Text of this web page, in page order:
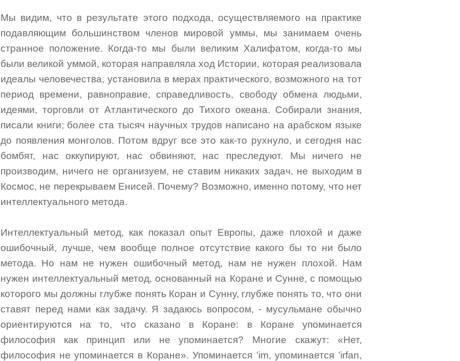
Мы видим, что в результате этого подхода, осуществляемого на практике
подавляющим большинством членов мировой уммы, мы занимаем очень
странное положение. Когда-то мы были великим Халифатом, когда-то мы
были великой уммой, которая направляла ход Истории, которая реализовала
идеалы человечества, установила в мерах практического, возможного на тот
период времени, равноправие, справедливость, свободу обмена людьми,
идеями, торговли от Атлантического до Тихого океана. Собирали знания,
писали книги; более ста тысяч научных трудов написано на арабском языке
до появления монголов. Потом вдруг все это как-то рухнуло, и сегодня нас
бомбят, нас оккупируют, нас обвиняют, нас преследуют. Мы ничего не
производим, ничего не организуем, не ставим никаких задач, не выходим в
Космос, не перекрываем Енисей. Почему? Возможно, именно потому, что нет
интеллектуального метода.
Интеллектуальный метод, как показал опыт Европы, даже плохой и даже
ошибочный, лучше, чем вообще полное отсутствие какого бы то ни было
метода. Но нам не нужен ошибочный метод, нам не нужен плохой. Нам
нужен интеллектуальный метод, основанный на Коране и Сунне, с помощью
которого мы должны глубже понять Коран и Сунну, глубже понять то, что они
ставят перед нами как задачу. Я задаюсь вопросом, - мусульмане обычно
ориентируются на то, что сказано в Коране: в Коране упоминается
философия как принцип или не упоминается? Многие скажут: «Нет,
философия не упоминается в Коране». Упоминается ‛im, упоминается ‛irfan,